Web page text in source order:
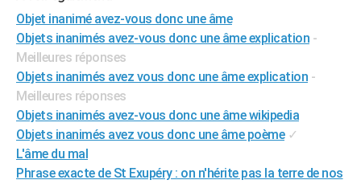
Alimentation
Guide de la santé
Maladies
Médicaments
Sommeil
VOYAGE
Voyage de noces
PHOTO
GUIDES D'ACHAT
BONS PLANS
CARTE DE VOEUX
Objet inanimé avez-vous donc une âme
Objets inanimés avez-vous donc une âme explication -
Meilleures réponses
Objets inanimés avez vous donc une âme explication -
Meilleures réponses
Objets inanimés avez-vous donc une âme wikipedia
Objets inanimés avez vous donc une âme poème ✓
L'âme du mal
Phrase exacte de St Exupéry : on n'hérite pas la terre de nos